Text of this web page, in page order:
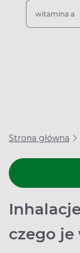
Strona główna
czego